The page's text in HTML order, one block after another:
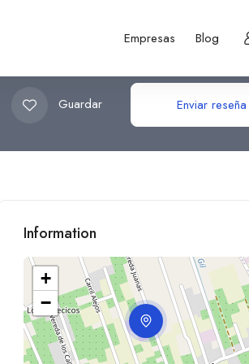
Empresas Blog
Guardar Enviar reseña
Information
+
−